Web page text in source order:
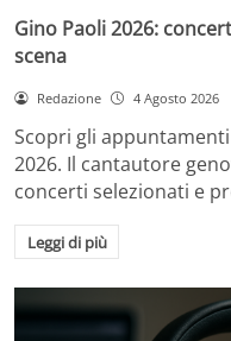
Gino Paoli 2026:
scena
Redazione 4 Agosto 2026
Scopri gli
2026. Il cantautore
concerti selezionati e
Leggi di più